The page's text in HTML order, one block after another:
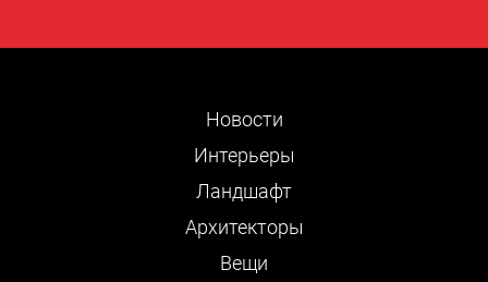
Новости
Интерьеры
Ландшафт
Архитекторы
Вещи